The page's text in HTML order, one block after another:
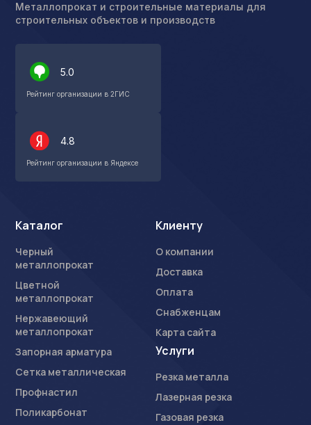
Металлопрокат и строительные материалы для
строительных объектов и производств
5.0
Рейтинг организации в 2ГИС
4.8
Рейтинг организации в Яндексе
Каталог
Черный
металлопрокат
Цветной
металлопрокат
Нержавеющий
металлопрокат
Запорная арматура
Сетка металлическая
Профнастил
Поликарбонат
Клиенту
О компании
Доставка
Оплата
Снабженцам
Карта сайта
Услуги
Резка металла
Лазерная резка
Газовая резка